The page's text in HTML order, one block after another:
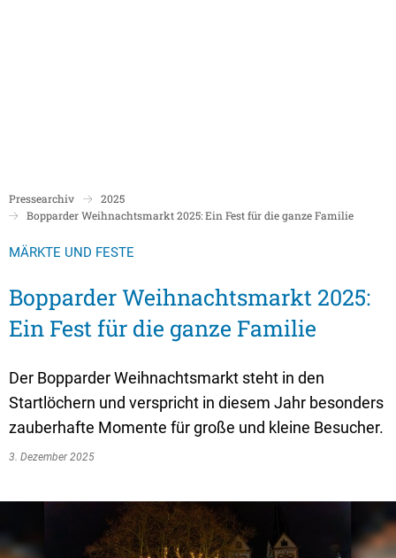
Mandatsträger/innen
Ratsinformation LOGIN für Mandatsträger
Sitzungskalender
Sitzungsbekanntmachungen
Textrecherche
Livestream Sitzungen auf Youtube
Stadtentwicklung/Konzepte
Klimaschutz in Boppard
Pressemitteilungen
Öffentliche Bekanntmachungen
Bauleitplanung
Baugrundstücke
Wiederkehrende Straßenausbaubeiträge
Gewerbe-Anmeldung/Ummeldung/
Museum
Gleichstellungsbeauftragte
Ukrainehilfe
Ortsbezirke
Freizeit, Kultur und Tourismus
Freibad
Stadthalle
Schutzhütten
Bücher-Shop
Pressearchiv
2025
Bopparder Weihnachtsmarkt 2025: Ein Fest für die ganze Familie
MÄRKTE UND FESTE
Bopparder Weihnachtsmarkt 2025:
Ein Fest für die ganze Familie
Der Bopparder Weihnachtsmarkt steht in den
Startlöchern und verspricht in diesem Jahr besonders
zauberhafte Momente für große und kleine Besucher.
3. Dezember 2025